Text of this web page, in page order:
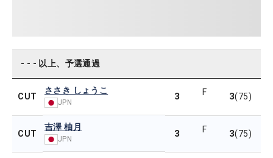
- - - 以上、予選通過
CUT
ささき しょうこ
JPN
3 F 3(75)
CUT
吉澤 柚月
JPN 3 F 3(75)